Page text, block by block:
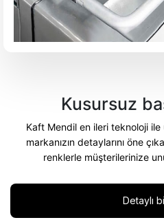
Kusursuz
Kaft Mendil en ileri teknoloji
markanızın detaylarını öne
renklerle müşterilerinize
Detaylı